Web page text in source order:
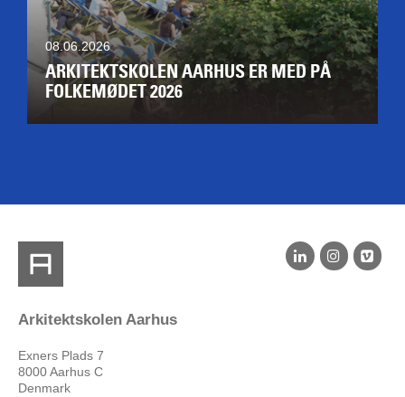
08.06.2026
ARKITEKTSKOLEN AARHUS ER MED PÅ
FOLKEMØDET 2026
Arkitektskolen Aarhus
Exners Plads 7
8000 Aarhus C
Denmark